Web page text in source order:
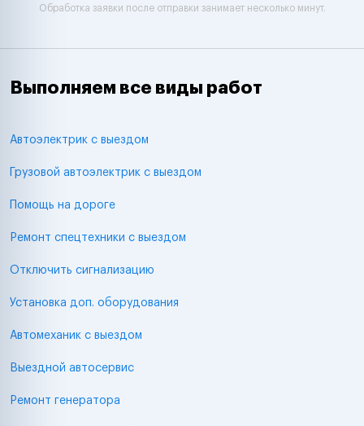
Обработка заявки после отправки занимает несколько минут.
Выполняем все виды работ
Автоэлектрик с выездом
Грузовой автоэлектрик с выездом
Помощь на дороге
Ремонт спецтехники с выездом
Отключить сигнализацию
Установка доп. оборудования
Автомеханик с выездом
Выездной автосервис
Ремонт генератора